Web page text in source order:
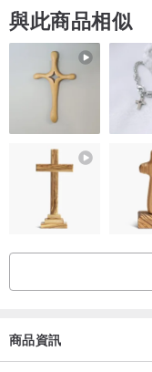
與此商品相似
商品資訊